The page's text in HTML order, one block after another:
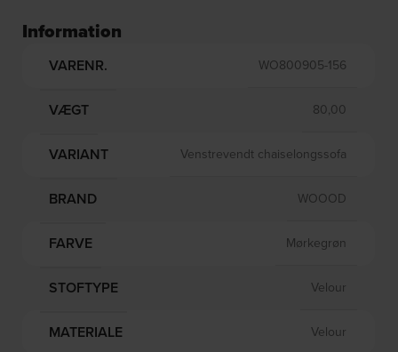
Information
VARENR. WO800905-156
VÆGT 80,00
VARIANT Venstrevendt chaiselongssofa
BRAND WOOOD
FARVE Mørkegrøn
STOFTYPE Velour
MATERIALE Velour